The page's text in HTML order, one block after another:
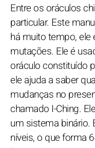
Entre os oráculos
particular. Este
há muito tempo,
mutações. Ele é
oráculo constituído
ele ajuda a saber
mudanças no
chamado I-Ching.
um sistema binário.
níveis, o que forma